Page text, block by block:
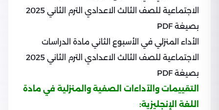
الاجتماعية للصف الثالث الاعدادي الترم الثاني 2025
بصيغة PDF
الأداء المنزلي في الأسبوع الثاني مادة الدراسات
الاجتماعية للصف الثالث الاعدادي الترم الثاني 2025
بصيغة PDF
التقييمات والآداءات الصفية والمنزلية في مادة
اللغة الإنجليزية: